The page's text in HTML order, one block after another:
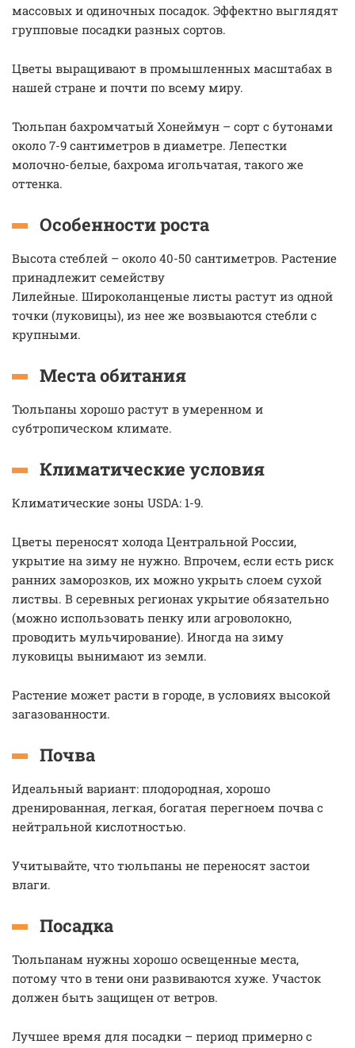
массовых и одиночных посадок. Эффектно выглядят
групповые посадки разных сортов.
Цветы выращивают в промышленных масштабах в
нашей стране и почти по всему миру.
Тюльпан бахромчатый Хонеймун – сорт с бутонами
около 7-9 сантиметров в диаметре. Лепестки
молочно-белые, бахрома игольчатая, такого же
оттенка.
Особенности роста
Высота стеблей – около 40-50 сантиметров. Растение
принадлежит семейству
Лилейные. Широколанценые листы растут из одной
точки (луковицы), из нее же возвыаются стебли с
крупными.
Места обитания
Тюльпаны хорошо растут в умеренном и
субтропическом климате.
Климатические условия
Климатические зоны USDA: 1-9.
Цветы переносят холода Центральной России,
укрытие на зиму не нужно. Впрочем, если есть риск
ранних заморозков, их можно укрыть слоем сухой
листвы. В серевных регионах укрытие обязательно
(можно использовать пенку или агроволокно,
проводить мульчирование). Иногда на зиму
луковицы вынимают из земли.
Растение может расти в городе, в условиях высокой
загазованности.
Почва
Идеальный вариант: плодородная, хорошо
дренированная, легкая, богатая перегноем почва с
нейтральной кислотностью.
Учитывайте, что тюльпаны не переносят застои
влаги.
Посадка
Тюльпанам нужны хорошо освещенные места,
потому что в тени они развиваются хуже. Участок
должен быть защищен от ветров.
Лучшее время для посадки – период примерно с